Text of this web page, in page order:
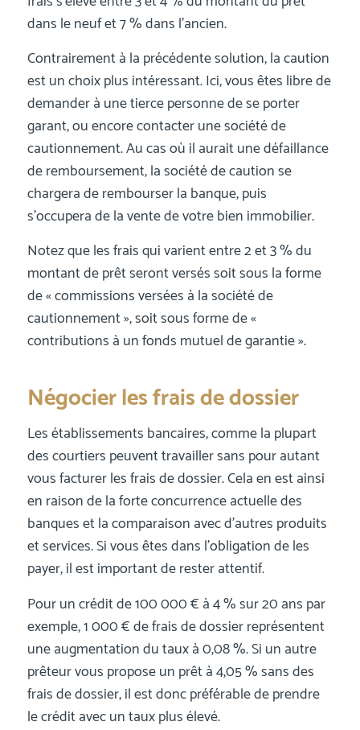
dans le neuf et 7 % dans l’ancien.
Contrairement à la précédente solution, la caution
est un choix plus intéressant. Ici, vous êtes libre de
demander à une tierce personne de se porter
garant, ou encore contacter une société de
cautionnement. Au cas où il aurait une défaillance
de remboursement, la société de caution se
chargera de rembourser la banque, puis
s’occupera de la vente de votre bien immobilier.
Notez que les frais qui varient entre 2 et 3 % du
montant de prêt seront versés soit sous la forme
de « commissions versées à la société de
cautionnement », soit sous forme de «
contributions à un fonds mutuel de garantie ».
Négocier les frais de dossier
Les établissements bancaires, comme la plupart
des courtiers peuvent travailler sans pour autant
vous facturer les frais de dossier. Cela en est ainsi
en raison de la forte concurrence actuelle des
banques et la comparaison avec d’autres produits
et services. Si vous êtes dans l’obligation de les
payer, il est important de rester attentif.
Pour un crédit de 100 000 € à 4 % sur 20 ans par
exemple, 1 000 € de frais de dossier représentent
une augmentation du taux à 0,08 %. Si un autre
prêteur vous propose un prêt à 4,05 % sans des
frais de dossier, il est donc préférable de prendre
le crédit avec un taux plus élevé.